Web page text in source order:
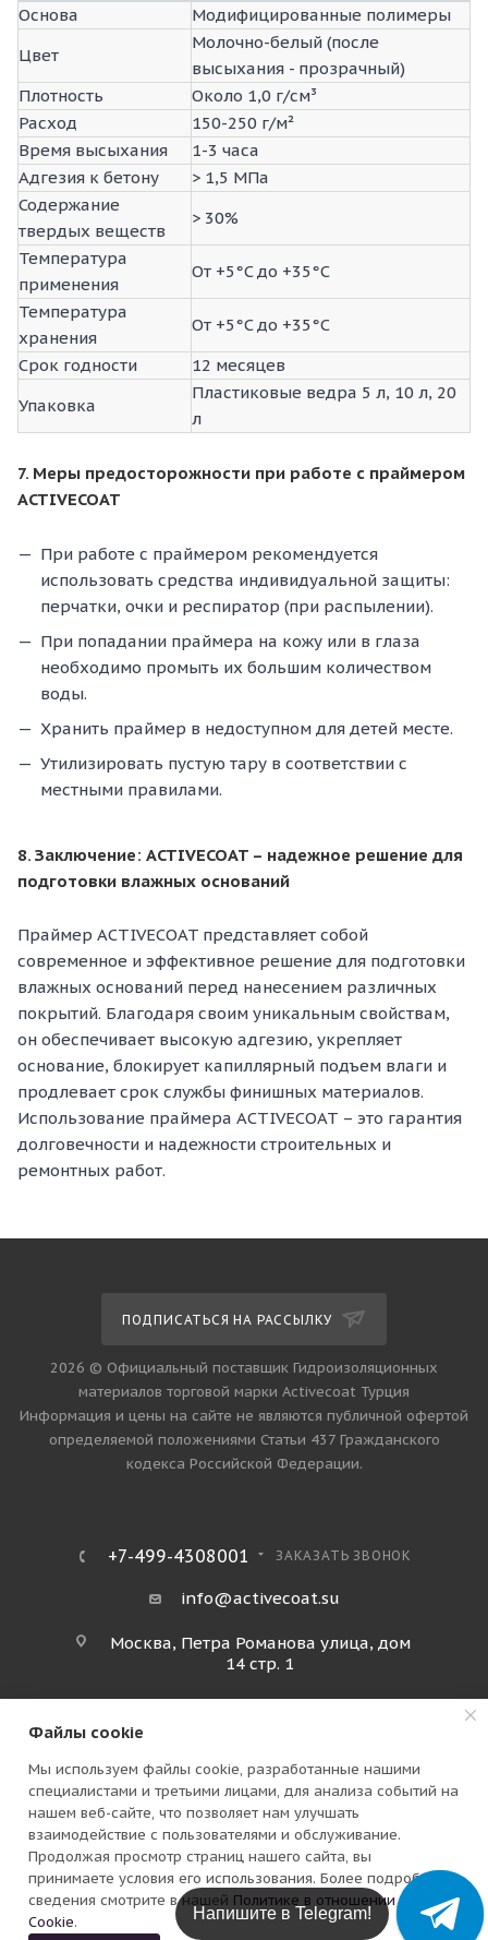
Основа
Модифицированные полимеры
Цвет
Молочно-белый (после
высыхания - прозрачный)
Плотность
Около 1,0 г/см³
Расход
150-250 г/м²
Время высыхания
1-3 часа
Адгезия к бетону
> 1,5 МПа
Содержание
твердых веществ
> 30%
Температура
применения
От +5°C до +35°C
Температура
хранения
От +5°C до +35°C
Срок годности
12 месяцев
Упаковка
Пластиковые ведра 5 л, 10 л, 20
л
7. Меры предосторожности при работе с праймером
ACTIVECOAT
При работе с праймером рекомендуется
использовать средства индивидуальной защиты:
перчатки, очки и респиратор (при распылении).
При попадании праймера на кожу или в глаза
необходимо промыть их большим количеством
воды.
Хранить праймер в недоступном для детей месте.
Утилизировать пустую тару в соответствии с
местными правилами.
8. Заключение: ACTIVECOAT – надежное решение для
подготовки влажных оснований
Праймер ACTIVECOAT представляет собой
современное и эффективное решение для подготовки
влажных оснований перед нанесением различных
покрытий. Благодаря своим уникальным свойствам,
он обеспечивает высокую адгезию, укрепляет
основание, блокирует капиллярный подъем влаги и
продлевает срок службы финишных материалов.
Использование праймера ACTIVECOAT – это гарантия
долговечности и надежности строительных и
ремонтных работ.
ПОДПИСАТЬСЯ НА РАССЫЛКУ
2026 © Официальный поставщик Гидроизоляционных
материалов торговой марки Activecoat Турция
Информация и цены на сайте не являются публичной офертой
определяемой положениями Статьи 437 Гражданского
кодекса Российской Федерации.
+7-499-4308001 ЗАКАЗАТЬ ЗВОНОК
info@activecoat.su
Москва, Петра Романова улица, дом
14 стр. 1
ПОЛИТИКА КОНФИДЕНЦИАЛЬНОСТИ
Файлы cookie
Мы используем файлы cookie, разработанные нашими
специалистами и третьими лицами, для анализа событий на
нашем веб-сайте, что позволяет нам улучшать
взаимодействие с пользователями и обслуживание.
Продолжая просмотр страниц нашего сайта, вы
принимаете условия его использования. Более подробные
сведения смотрите в нашей Политике в отношении файлов
Cookie. Напишите в Telegram!